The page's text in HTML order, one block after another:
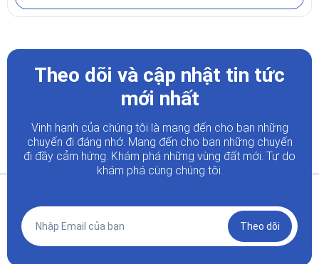
Theo dõi và cập nhật tin tức
mới nhất
Vinh hạnh của chúng tôi là mang đến cho bạn những
chuyến đi đáng nhớ. Mang đến cho bạn những chuyến
đi đầy cảm hứng. Khám phá những vùng đất mới. Tự do
khám phá cùng chúng tôi.
Theo dõi